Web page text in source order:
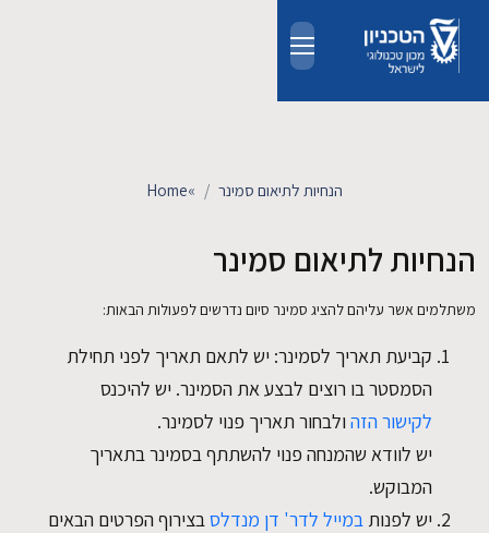
מחקר
חדשות ואירועים
קשרי תעשייה
צרו קשר
Home» הנחיות לתיאום סמינר
הנחיות לתיאום סמינר
משתלמים אשר עליהם להציג סמינר סיום נדרשים לפעולות הבאות:
קביעת תאריך לסמינר: יש לתאם תאריך לפני תחילת
הסמסטר בו רוצים לבצע את הסמינר. יש להיכנס
לקישור הזהולבחור תאריך פנוי לסמינר.
יש לוודא שהמנחה פנוי להשתתף בסמינר בתאריך
המבוקש.
יש לפנות במייל לדר' דן מנדלסבצירוף הפרטים הבאים